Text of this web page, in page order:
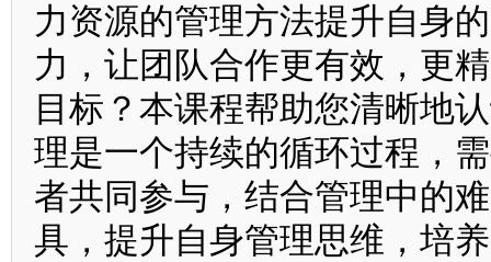
力资源的管理方法提升自身
力，让团队合作更有效，更
目标？本课程帮助您清晰地
理是一个持续的循环过程，
者共同参与，结合管理中的
具，提升自身管理思维，培